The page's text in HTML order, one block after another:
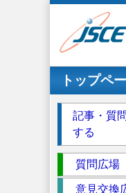
メインナビ
トップペ
記事・質
する
ク
質問広場
意見交換